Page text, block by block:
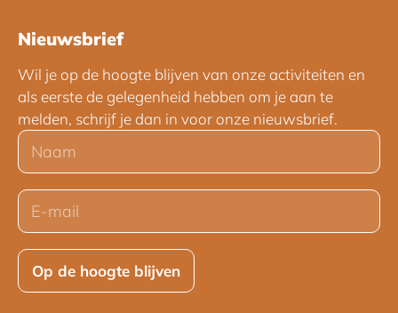
Nieuwsbrief
Wil je op de hoogte blijven van onze activiteiten en
als eerste de gelegenheid hebben om je aan te
melden, schrijf je dan in voor onze nieuwsbrief.
Op de hoogte blijven